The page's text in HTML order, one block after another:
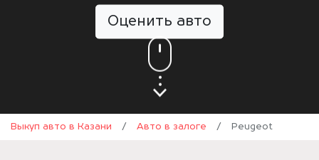
Оценить авто
Выкуп авто в Казани / Авто в залоге / Peugeot